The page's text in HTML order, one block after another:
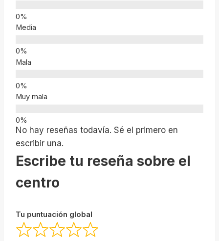
Media
Mala
Muy mala
No hay reseñas todavía. Sé el primero en
escribir una.
Escribe tu reseña sobre el
centro
Tu puntuación global